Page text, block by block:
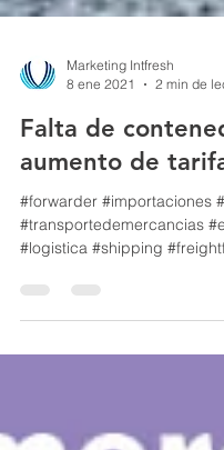
8 ene 2021
2 min de
Falta de
aumento de
#forwarder #importaciones
#transportedemercancias